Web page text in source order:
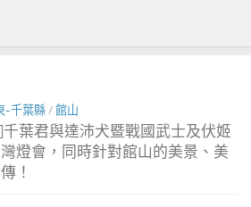
-千葉縣 / 館山
葉君與達沛犬暨戰國武士及伏姬
燈會，同時針對館山的美景、美
！